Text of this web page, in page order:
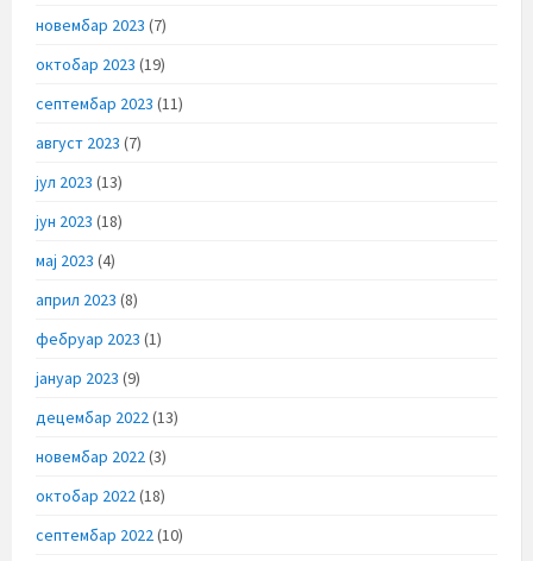
новембар 2023 (7)
октобар 2023 (19)
септембар 2023 (11)
август 2023 (7)
јул 2023 (13)
јун 2023 (18)
мај 2023 (4)
април 2023 (8)
фебруар 2023 (1)
јануар 2023 (9)
децембар 2022(13)
новембар 2022(3)
октобар 2022(18)
септембар 2022(10)